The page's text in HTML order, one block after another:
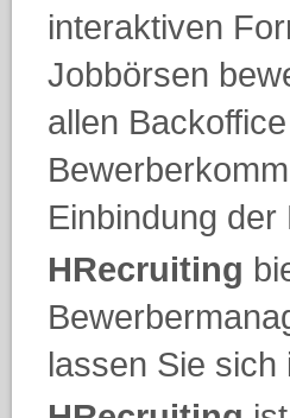
interaktiven
Jobbörsen
allen
Einbindung
HRecruiting
lassen Sie